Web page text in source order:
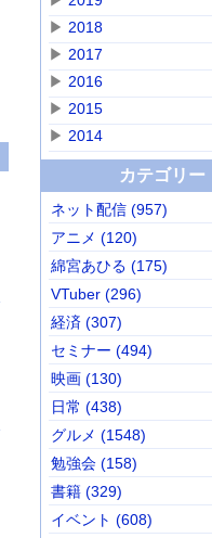
▶ 2018
▶ 2017
▶ 2016
▶ 2015
▶ 2014
カテゴリー
ネット配信 (957)
アニメ (120)
綿宮あひる (175)
VTuber (296)
経済 (307)
セミナー (494)
映画 (130)
日常 (438)
グルメ (1548)
勉強会 (158)
書籍 (329)
イベント (608)